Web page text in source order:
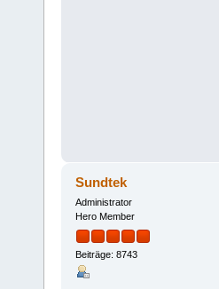
Sundtek
Administrator
Hero Member
Beiträge: 8743